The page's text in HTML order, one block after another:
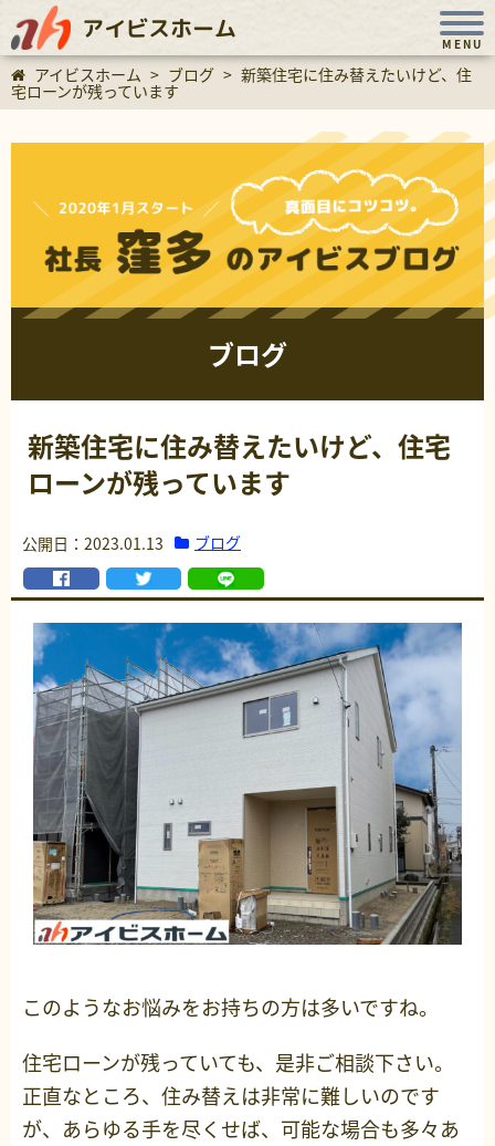
アイビスホーム
MENU
アイビスホーム > ブログ > 新築住宅に住み替えたいけど、住
宅ローンが残っています
ブログ
新築住宅に住み替えたいけど、住宅
ローンが残っています
公開日：2023.01.13 ブログ
このようなお悩みをお持ちの方は多いですね。
住宅ローンが残っていても、是非ご相談下さい。
正直なところ、住み替えは非常に難しいのです
が、あらゆる手を尽くせば、可能な場合も多々あ